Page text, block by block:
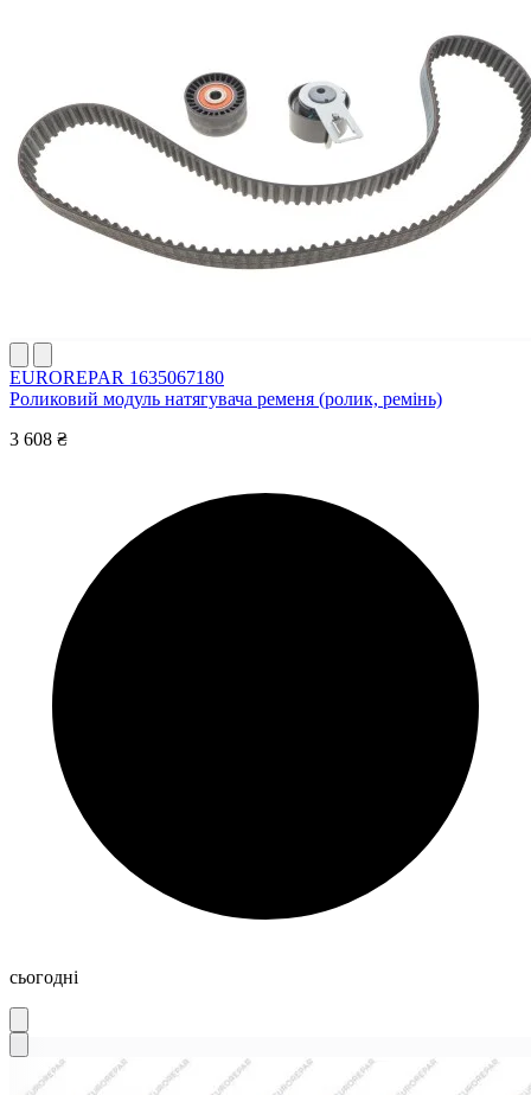
EUROREPAR 1635067180
Роликовий модуль натягувача ременя (ролик, ремінь)
3 608 ₴
сьогодні